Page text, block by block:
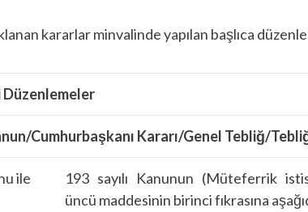
kararlar minvalinde yapılan başlıca
Düzenlemeler
Cumhurbaşkanı Kararı/Genel Tebliğ/
ile
193 sayılı Kanunun (Müteferrik
üncü maddesinin birinci fıkrasına